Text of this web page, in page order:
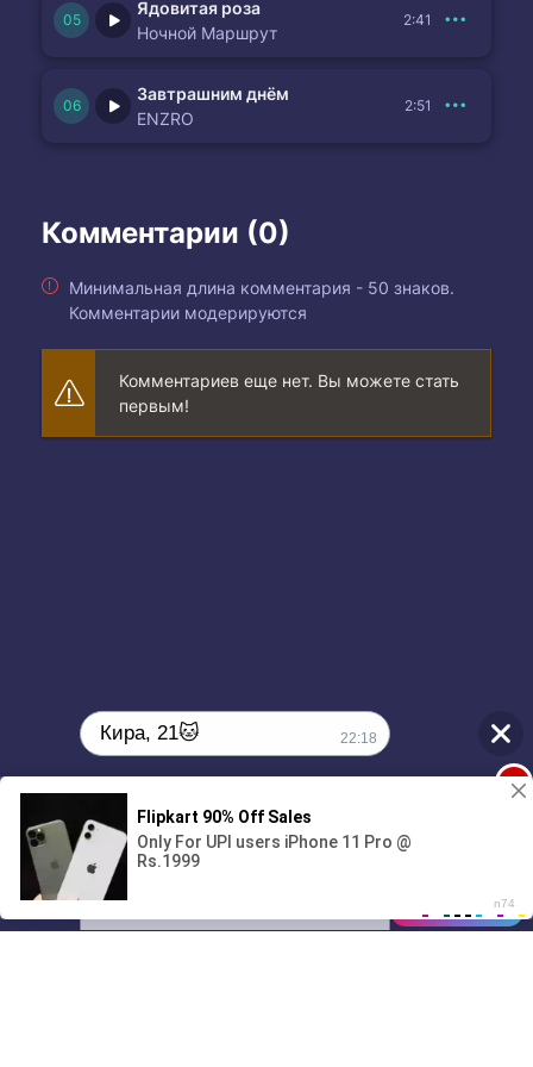
Ядовитая роза
Ночной Маршрут
2:41
Завтрашним днём
ENZRO
2:51
Комментарии (0)
Минимальная длина комментария - 50 знаков.
Комментарии модерируются
Комментариев еще нет. Вы можете стать
первым!
01/07
00:00
Кира, 21🐱 22:18
Поиграешь со мной? 💖🐾
1